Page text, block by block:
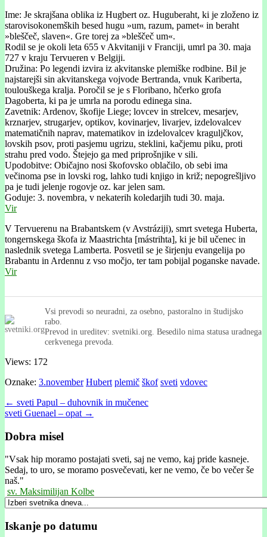
Ime: Je skrajšana oblika iz Hugbert oz. Huguberaht, ki je zloženo iz
starovisokonemških besed hugu »um, razum, pamet« in beraht
»bleščeč, slaven«. Gre torej za »bleščeč um«.
Rodil se je okoli leta 655 v Akvitaniji v Franciji, umrl pa 30. maja
727 v kraju Tervueren v Belgiji.
Družina: Po legendi izvira iz akvitanske plemiške rodbine. Bil je
najstarejši sin akvitanskega vojvode Bertranda, vnuk Kariberta,
toulouškega kralja. Poročil se je s Floribano, hčerko grofa
Dagoberta, ki pa je umrla na porodu edinega sina.
Zavetnik: Ardenov, škofije Liege; lovcev in strelcev, mesarjev,
krznarjev, strugarjev, optikov, kovinarjev, livarjev, izdelovalcev
matematičnih naprav, matematikov in izdelovalcev kraguljčkov,
lovskih psov, proti pasjemu ugrizu, steklini, kačjemu piku, proti
strahu pred vodo. Štejejo ga med priprošnjike v sili.
Upodobitve: Običajno nosi škofovsko oblačilo, ob sebi ima
večinoma pse in lovski rog, lahko tudi knjigo in križ; nepogrešljivo
pa je tudi jelenje rogovje oz. kar jelen sam.
Goduje: 3. novembra, v nekaterih koledarjih tudi 30. maja.
Vir
V Tervuerenu na Brabantskem (v Avstráziji), smrt svetega Huberta,
tongernskega škofa iz Maastrichta [mástrihta], ki je bil učenec in
naslednik svetega Lamberta. Posvetil se je širjenju evangelija po
Brabantu in Ardennu z vso močjo, ter tam pobijal poganske navade.
Vir
Vsi prevodi so neuradni, za osebno, pastoralno in študijsko
rabo.
Prevod in ureditev: svetniki.org. Besedilo nima statusa uradnega
cerkvenega prevoda.
Views: 172
Oznake: 3.november Hubert plemič škof sveti vdovec
Post
navigation
← sveti Papul – duhovnik in mučenec
sveti Guenael – opat →
Dobra misel
"Vsak hip moramo postajati sveti, saj ne vemo, kaj pride kasneje.
Sedaj, to uro, se moramo posvečevati, ker ne vemo, če bo večer še
naš."
sv. Maksimilijan Kolbe
Iskanje po datumu